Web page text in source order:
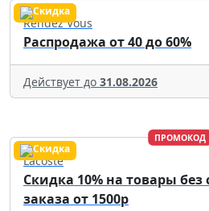
Rendez Vous
Распродажа от 40 до 60%
Действует до 31.08.2026
ПРОМОКОД
Lacoste
Скидка 10% на товары
заказа от 1500р